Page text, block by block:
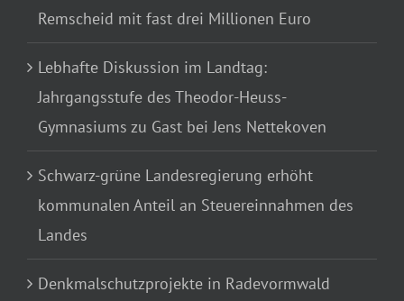
Remscheid mit fast drei Millionen Euro
Lebhafte Diskussion im Landtag:
Jahrgangsstufe des Theodor-Heuss-
Gymnasiums zu Gast bei Jens Nettekoven
Schwarz-grüne Landesregierung erhöht
kommunalen Anteil an Steuereinnahmen des
Landes
Denkmalschutzprojekte in Radevormwald